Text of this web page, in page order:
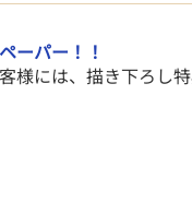
ーパー！！
様には、描き下ろし